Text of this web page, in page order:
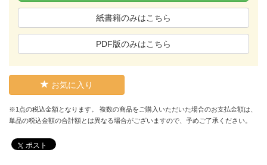
紙書籍のみはこちら
PDF版のみはこちら
お気に入り
※1点の税込金額となります。 複数の商品をご購入いただいた場合のお支払金額は、
単品の税込金額の合計額とは異なる場合がございますので、予めご了承ください。
ポスト